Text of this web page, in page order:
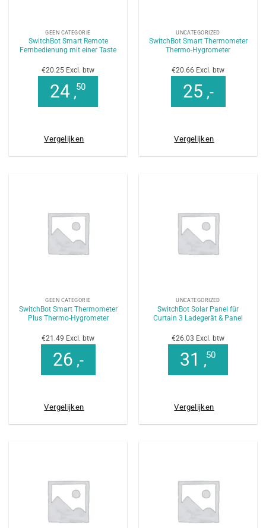
GEEN CATEGORIE
SwitchBot Smart Remote
Fernbedienung mit einer Taste
€20.25 Excl. btw
24 ,50
Vergelijken
UNCATEGORIZED
SwitchBot Smart Thermometer
Thermo-Hygrometer
€20.66 Excl. btw
25 ,-
Vergelijken
GEEN CATEGORIE
SwitchBot Smart Thermometer
Plus Thermo-Hygrometer
€21.49 Excl. btw
26 ,-
Vergelijken
UNCATEGORIZED
SwitchBot Solar Panel für
Curtain 3 Ladegerät & Panel
€26.03 Excl. btw
31 ,50
Vergelijken